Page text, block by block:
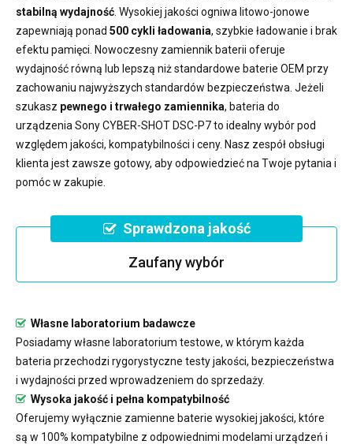
stabilną wydajność . Wysokiej jakości ogniwa litowo-jonowe
zapewniają ponad 500 cykli ładowania, szybkie ładowanie i brak
efektu pamięci. Nowoczesny zamiennik baterii oferuje
wydajność równą lub lepszą niż standardowe baterie OEM przy
zachowaniu najwyższych standardów bezpieczeństwa. Jeżeli
szukasz pewnego i trwałego zamiennika, bateria do
urządzenia Sony CYBER-SHOT DSC-P7to idealny wybór pod
względem jakości, kompatybilności i ceny. Nasz zespół obsługi
klienta jest zawsze gotowy, aby odpowiedzieć na Twoje pytania i
pomóc w zakupie.
Sprawdzona jakość
Zaufany wybór
Własne laboratorium badawcze
Posiadamy własne laboratorium testowe, w którym każda
bateria przechodzi rygorystyczne testy jakości, bezpieczeństwa
i wydajności przed wprowadzeniem do sprzedaży.
Wysoka jakość i pełna kompatybilność
Oferujemy wyłącznie zamienne baterie wysokiej jakości, które
są w 100% kompatybilne z odpowiednimi modelami urządzeń i